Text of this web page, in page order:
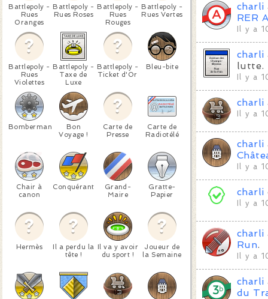
Battlepoly -
Rues
Oranges
Battlepoly -
Rues Roses
Battlepoly -
Rues
Rouges
Battlepoly -
Rues Vertes
Battlepoly -
Rues
Violettes
Battlepoly -
Taxe de
Luxe
Battlepoly -
Ticket d'Or
Bleu-bite
Bomberman
Bon
Voyage !
Carte de
Presse
Carte de
Radiotélé
Chair à
canon
Conquérant
Grand-
Maire
Gratte-
Papier
Hermès
Il a perdu la
tête !
Il va y avoir
du sport !
Joueur de
la Semaine
charli
RER
Il y a
charli
lutte.
Il y a
charli
Il y a
charli
Il y a
charli
Il y a
charli
Run.
Il y a
charli
du